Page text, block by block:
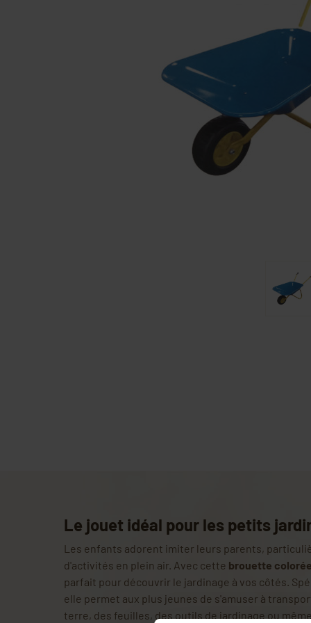
Le jouet idéal pour les petits
Les enfants adorent imiter leurs parents,
d'activités en plein air. Avec cette brouette
parfait pour découvrir le jardinage à vos côtés.
elle permet aux plus jeunes de s'amuser à
terre, des feuilles, des outils de jardinage ou